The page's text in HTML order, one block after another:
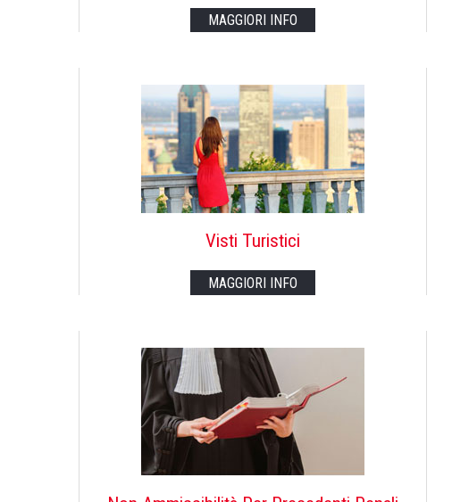
MAGGIORI INFO
Visti Turistici
MAGGIORI INFO